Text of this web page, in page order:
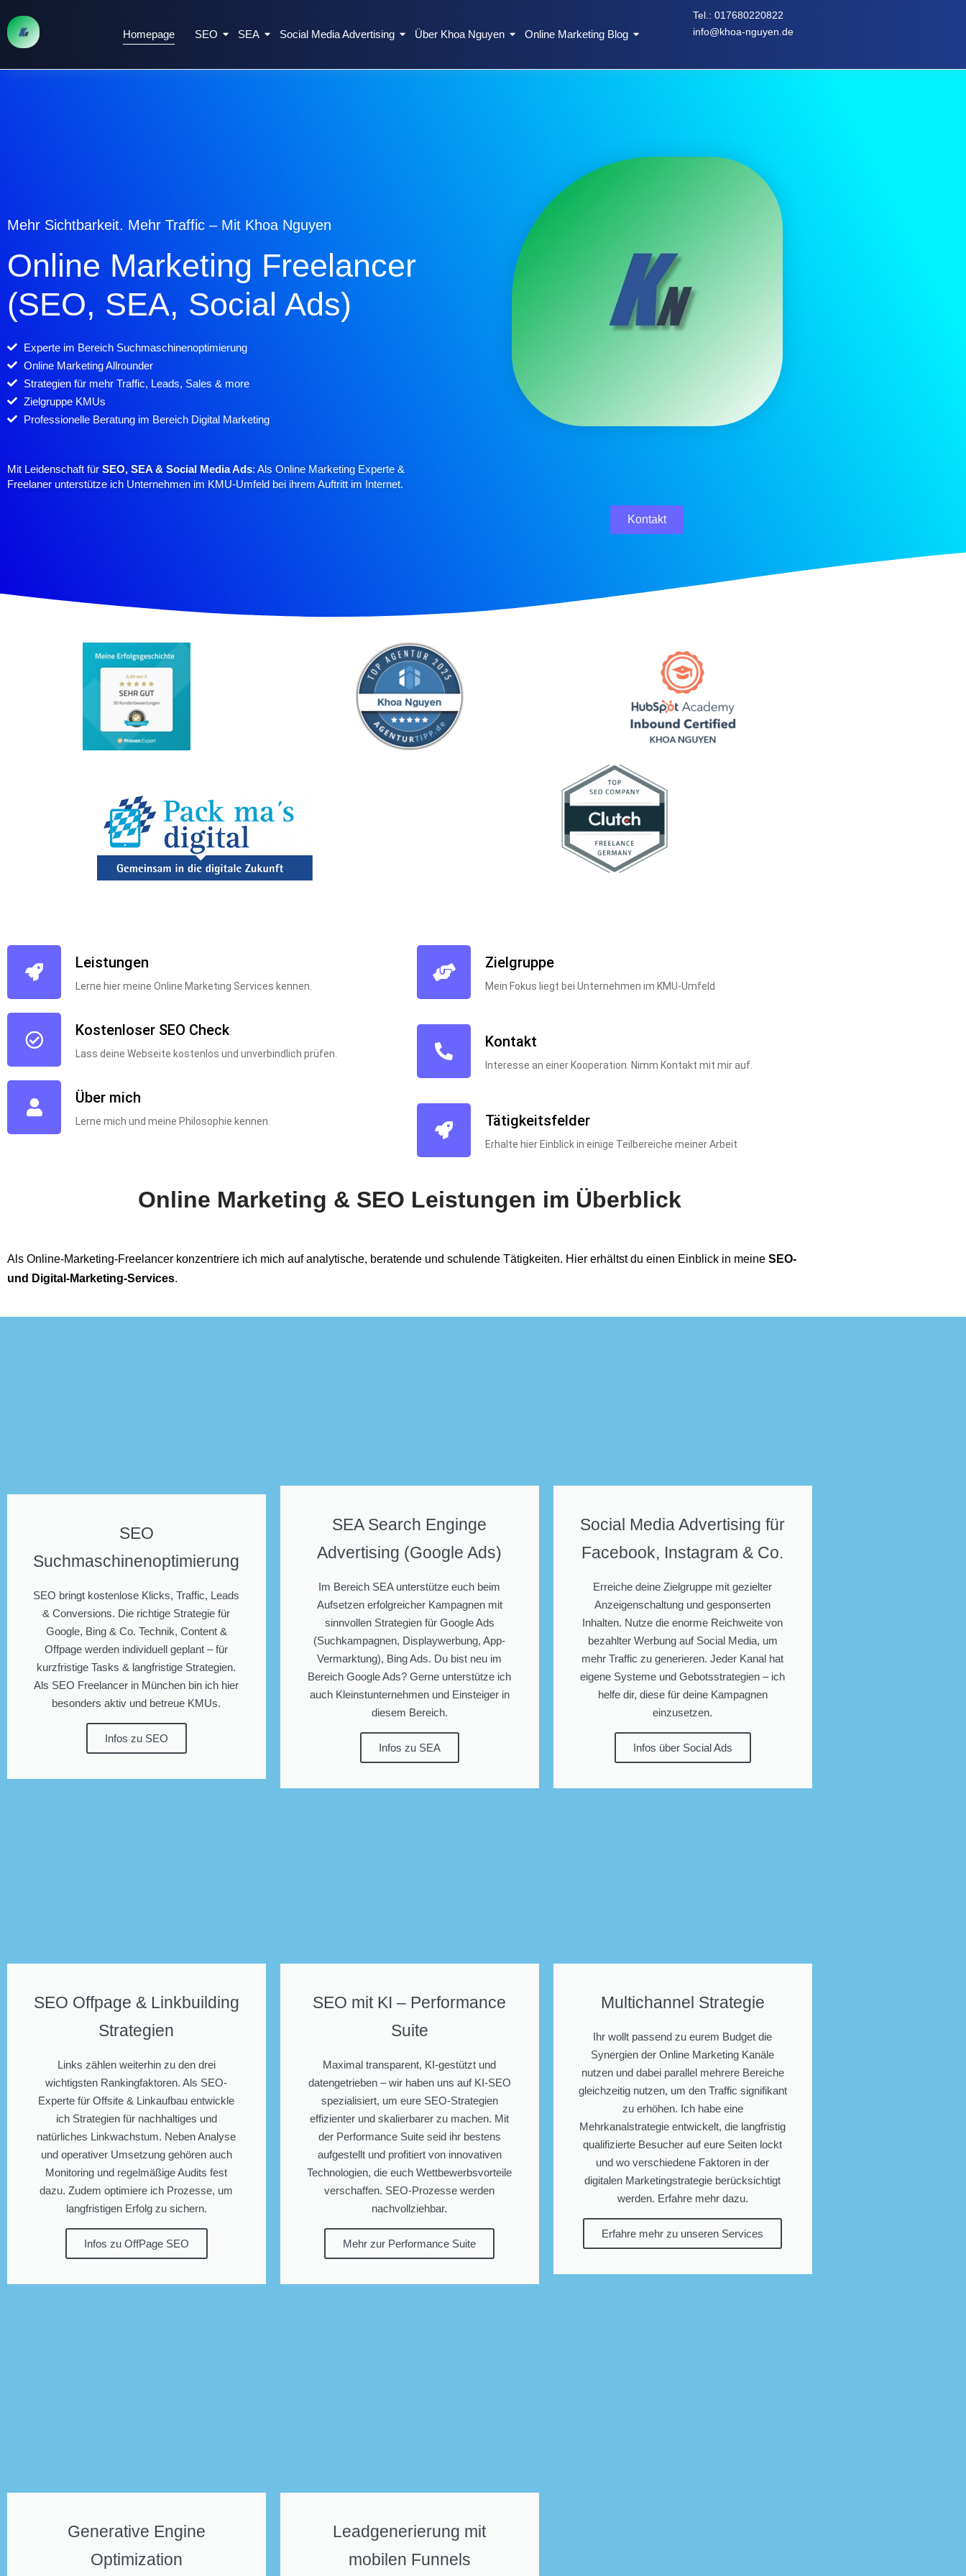
Zum
Homepage SEO SEA Social Media Advertising Über Khoa Nguyen Online Marketing Blog
Tel.:017680220822
info@khoa-nguyen.de
Mehr Sichtbarkeit. Mehr Traffic – Mit Khoa Nguyen
Online Marketing Freelancer
(SEO, SEA, Social Ads)
Experte im Bereich Suchmaschinenoptimierung
Online Marketing Allrounder
Strategien für mehr Traffic, Leads, Sales & more
Zielgruppe KMUs
Professionelle Beratung im Bereich Digital Marketing
Mit Leidenschaft für SEO, SEA & Social Media Ads: Als Online Marketing Experte &
Freelaner unterstütze ich Unternehmen im KMU-Umfeld bei ihrem Auftritt im Internet.
Kontakt
Leistungen
Lerne hier meine Online Marketing Services kennen.
Kostenloser SEO Check
Lass deine Webseite kostenlos und unverbindlich prüfen.
Über mich
Lerne mich und meine Philosophie kennen.
Zielgruppe
Mein Fokus liegt bei Unternehmen im KMU-Umfeld
Kontakt
Interesse an einer Kooperation. Nimm Kontakt mit mir auf.
Tätigkeitsfelder
Erhalte hier Einblick in einige Teilbereiche meiner Arbeit
Online Marketing & SEO Leistungen im Überblick
Als Online-Marketing-Freelancer konzentriere ich mich auf analytische, beratende und schulende Tätigkeiten. Hier erhältst du einen Einblick in meine SEO-
und Digital-Marketing-Services.
SEO
Suchmaschinenoptimierung
SEO bringt kostenlose Klicks, Traffic, Leads
& Conversions. Die richtige Strategie für
Google, Bing & Co. Technik, Content &
Offpage werden individuell geplant – für
kurzfristige Tasks & langfristige Strategien.
Als SEO Freelancer in München bin ich hier
besonders aktiv und betreue KMUs.
Infos zu SEO
SEA Search Enginge
Advertising (Google Ads)
Im Bereich SEA unterstütze euch beim
Aufsetzen erfolgreicher Kampagnen mit
sinnvollen Strategien für Google Ads
(Suchkampagnen, Displaywerbung, App-
Vermarktung), Bing Ads. Du bist neu im
Bereich Google Ads? Gerne unterstütze ich
auch Kleinstunternehmen und Einsteiger in
diesem Bereich.
Infos zu SEA
Social Media Advertising für
Facebook, Instagram & Co.
Erreiche deine Zielgruppe mit gezielter
Anzeigenschaltung und gesponserten
Inhalten. Nutze die enorme Reichweite von
bezahlter Werbung auf Social Media, um
mehr Traffic zu generieren. Jeder Kanal hat
eigene Systeme und Gebotsstrategien – ich
helfe dir, diese für deine Kampagnen
einzusetzen.
Infos über Social Ads
SEO Offpage & Linkbuilding
Strategien
Links zählen weiterhin zu den drei
wichtigsten Rankingfaktoren. Als SEO-
Experte für Offsite & Linkaufbau entwickle
ich Strategien für nachhaltiges und
natürliches Linkwachstum. Neben Analyse
und operativer Umsetzung gehören auch
Monitoring und regelmäßige Audits fest
dazu. Zudem optimiere ich Prozesse, um
langfristigen Erfolg zu sichern.
Infos zu OffPage SEO
SEO mit KI – Performance
Suite
Maximal transparent, KI-gestützt und
datengetrieben – wir haben uns auf KI-SEO
spezialisiert, um eure SEO-Strategien
effizienter und skalierbarer zu machen. Mit
der Performance Suite seid ihr bestens
aufgestellt und profitiert von innovativen
Technologien, die euch Wettbewerbsvorteile
verschaffen. SEO-Prozesse werden
nachvollziehbar.
Mehr zur Performance Suite
Multichannel Strategie
Ihr wollt passend zu eurem Budget die
Synergien der Online Marketing Kanäle
nutzen und dabei parallel mehrere Bereiche
gleichzeitig nutzen, um den Traffic signifikant
zu erhöhen. Ich habe eine
Mehrkanalstrategie entwickelt, die langfristig
qualifizierte Besucher auf eure Seiten lockt
und wo verschiedene Faktoren in der
digitalen Marketingstrategie berücksichtigt
werden. Erfahre mehr dazu.
Erfahre mehr zu unseren Services
Generative Engine
Optimization
Leadgenerierung mit
mobilen Funnels